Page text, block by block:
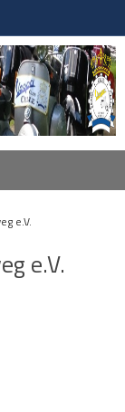
e.V.
e.V.